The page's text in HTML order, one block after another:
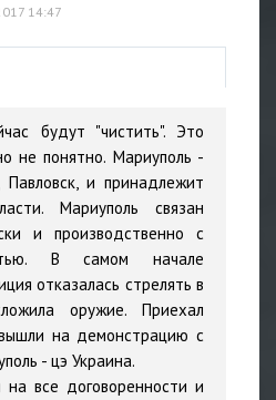
14:47
будут "чистить". Это
не понятно. Мариуполь -
Павловск, и принадлежит
Мариуполь связан
и производственно с
В самом начале
отказалась стрелять в
оружие. Приехал
на демонстрацию с
- цэ Украина.
все договоренности и